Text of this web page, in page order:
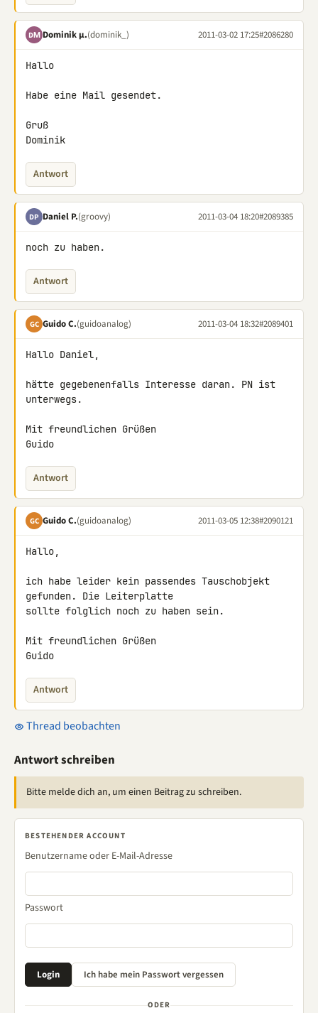
DΜ Dominik µ.(dominik_) 2011-03-02 17:25#2086280
Hallo
Habe eine Mail gesendet.
Gruß
Dominik
Antwort
DP Daniel P.(groovy) 2011-03-04 18:20#2089385
noch zu haben.
Antwort
GC Guido C.(guidoanalog) 2011-03-04 18:32#2089401
Hallo Daniel,
hätte gegebenenfalls Interesse daran. PN ist
unterwegs.
Mit freundlichen Grüßen
Guido
Antwort
GC Guido C.(guidoanalog) 2011-03-05 12:38#2090121
Hallo,
ich habe leider kein passendes Tauschobjekt
gefunden. Die Leiterplatte
sollte folglich noch zu haben sein.
Mit freundlichen Grüßen
Guido
Antwort
Thread beobachten
Antwort schreiben
Bitte melde dich an, um einen Beitrag zu schreiben.
BESTEHENDER ACCOUNT
Benutzername oder E-Mail-Adresse
Passwort
ODER